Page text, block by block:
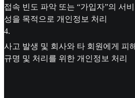
접속 빈도 파악 또는 “가입자”의 서
성을 목적으로 개인정보 처리
4.
사고 발생 및 회사와 타 회원에게 피
규명 및 처리를 위한 개인정보 처리